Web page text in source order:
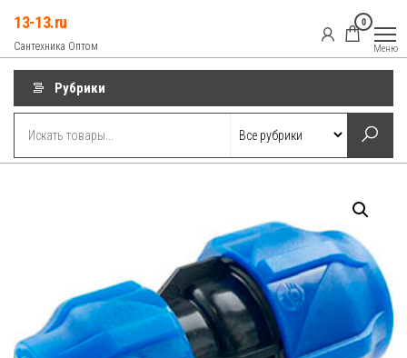
содержимому
13-13.ru
Сантехника Оптом
0
Меню
Рубрики